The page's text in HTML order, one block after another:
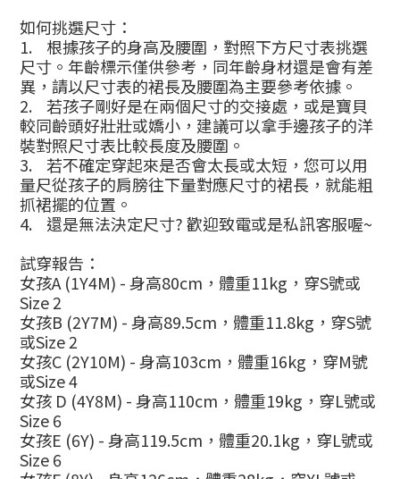
如何挑選尺寸：
1. 根據孩子的身高及腰圍，對照下方尺寸表挑選
尺寸。年齡標示僅供參考，同年齡身材還是會有差
異，請以尺寸表的裙長及腰圍為主要參考依據。
2. 若孩子剛好是在兩個尺寸的交接處，或是寶貝
較同齡頭好壯壯或嬌小，建議可以拿手邊孩子的洋
裝對照尺寸表比較長度及腰圍。
3. 若不確定穿起來是否會太長或太短，您可以用
量尺從孩子的肩膀往下量對應尺寸的裙長，就能粗
抓裙擺的位置。
4. 還是無法決定尺寸?歡迎致電或是私訊客服喔~
試穿報告：
女孩A (1Y4M) -身高80cm ，體重11kg ，穿S號或
Size 2
女孩B (2Y7M) -身高89.5cm ，體重11.8kg ，穿S號
或Size 2
女孩C (2Y10M) -身高103cm ，體重16kg ，穿M號
或Size 4
女孩 D (4Y8M) -身高110cm ，體重19kg ，穿L號或
Size 6
女孩E (6Y) -身高119.5cm ，體重20.1kg ，穿L號或
Size 6